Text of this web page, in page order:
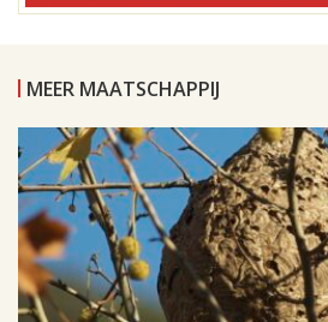
MEER MAATSCHAPPIJ